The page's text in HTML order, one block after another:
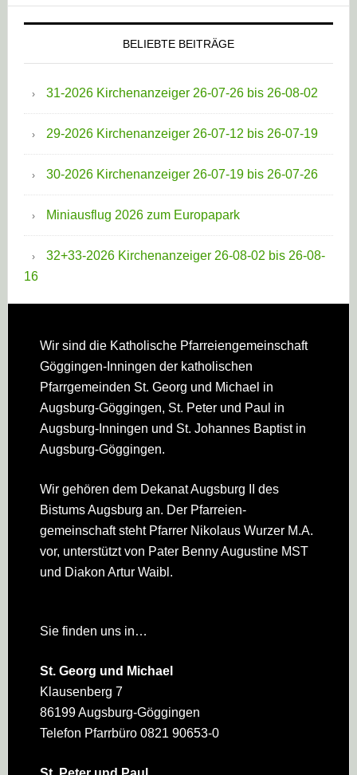
BELIEBTE BEITRÄGE
31-2026 Kirchenanzeiger 26-07-26 bis 26-08-02
29-2026 Kirchenanzeiger 26-07-12 bis 26-07-19
30-2026 Kirchenanzeiger 26-07-19 bis 26-07-26
Miniausflug 2026 zum Europapark
32+33-2026 Kirchenanzeiger 26-08-02 bis 26-08-
16
Footer
Wir sind die Katholische Pfarreien­gemeinschaft
Göggingen-Inningen der katholischen
Pfarrgemeinden St. Georg und Michael in
Augsburg-Göggingen, St. Peter und Paul in
Augsburg-Inningen und St. Johannes Baptist in
Augsburg-Göggingen.
Wir gehören dem Dekanat Augsburg II des
Bistums Augsburg an. Der Pfarreien­
gemeinschaft steht Pfarrer Nikolaus Wurzer M.A.
vor, unterstützt von Pater Benny Augustine MST
und Diakon Artur Waibl.
Sie finden uns in…
St. Georg und Michael
Klausenberg 7
86199 Augsburg-Göggingen
Telefon Pfarrbüro 0821 90653-0